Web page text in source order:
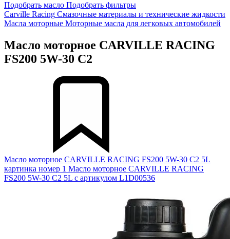
Подобрать масло Подобрать фильтры
Carville Racing Смазочные материалы и технические жидкости
Масла моторные Моторные масла для легковых автомобилей
Масло моторное CARVILLE RACING
FS200 5W-30 С2
Масло моторное CARVILLE RACING FS200 5W-30 С2 5L
картинка номер 1 Масло моторное CARVILLE RACING
FS200 5W-30 С2 5L с артикулом L1D00536